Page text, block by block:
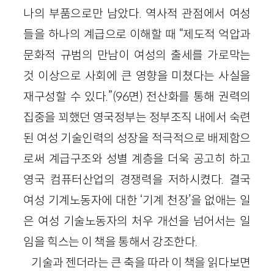
나의 부품으로만 남았다. 역사적 관점에서 여성
들을 하나의 계급으로 이해할 때 “제도적 억압과
문화적 규범의 만남이 여성의 출세를 가로막는
것 이상으로 사회에 큰 영향을 미쳤다는 사실을
재구성할 수 있다.”(96면) 전산화를 통해 권력의
집중을 꾀했던 영국정부는 정부조직 내에서 숙련
된 여성 기술인력의 성장을 적극적으로 배제함으
로써 계급구조와 성별 계층을 더욱 공고히 하고
영국 컴퓨터산업의 경쟁력을 저하시켰다. 결국
여성 기계노동자에 대한 ‘기계 천장’을 없애는 일
은 여성 기술노동자의 처우 개선을 넘어서는 일
임을 힉스는 이 책을 통해서 강조한다.
기술과 젠더라는 큰 축을 따라 이 책을 읽다보면